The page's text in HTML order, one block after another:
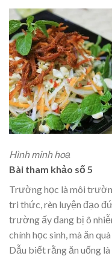
Hình minh hoạ
Bài tham khảo số 5
Trường học là môi
tri thức, rèn luyện đạo
trường ấy đang bị ô
chính học sinh, mà ăn
Dẫu biết rằng ăn uống